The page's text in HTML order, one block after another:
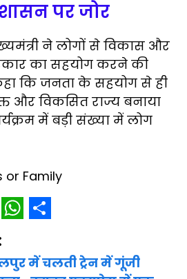
पर जोर
ने लोगों से विकास और
का सहयोग करने की
कि जनता के सहयोग से ही
और विकसित राज्य बनाया
में बड़ी संख्या में लोग
or Family
W
h
S
h
में चलती ट्रेन में गूंजी